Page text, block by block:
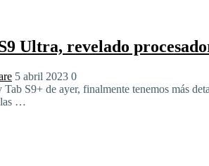
Ultra, revelado
5 abril 2023 0
Tab S9+ de ayer, finalmente tenemos más
las …